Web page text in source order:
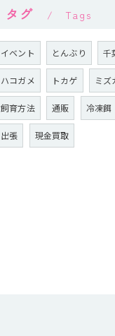
タグ Tags
イベント とんぶり 千
ハコガメ トカゲ ミズ
飼育方法 通販 冷凍餌
出張 現金買取